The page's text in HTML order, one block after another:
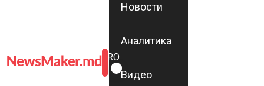
ROMÂNĂ
RU
Новости
Аналитика
Видео